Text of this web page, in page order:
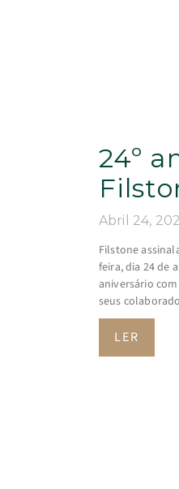
24º
Abril 24,
Filstone
feira, dia 24 de
aniversário
seus
LER